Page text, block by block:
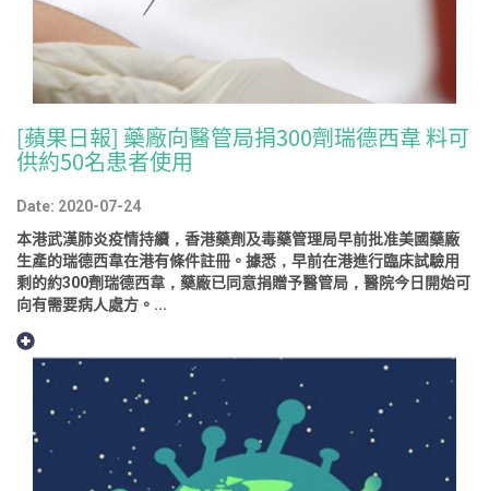
[蘋果日報] 藥廠向醫管局捐300劑瑞德西韋 料可
供約50名患者使用
Date: 2020-07-24
本港武漢肺炎疫情持續，香港藥劑及毒藥管理局早前批准美國藥廠
生產的瑞德西韋在港有條件註冊。據悉，早前在港進行臨床試驗用
剩的約300劑瑞德西韋，藥廠已同意捐贈予醫管局，醫院今日開始可
向有需要病人處方。...